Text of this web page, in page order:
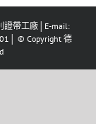
證帶工廠│E-mail:
© Copyright 德